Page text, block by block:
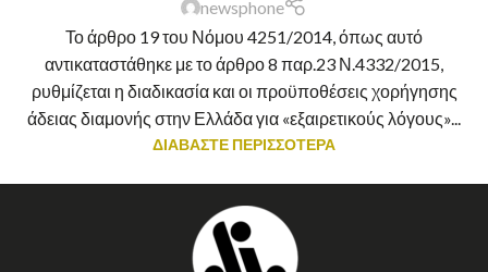
newsphone
Το άρθρο 19 του Νόμου 4251/2014, όπως αυτό
αντικαταστάθηκε με το άρθρο 8 παρ.23 Ν.4332/2015,
ρυθμίζεται η διαδικασία και οι προϋποθέσεις χορήγησης
άδειας διαμονής στην Ελλάδα για «εξαιρετικούς λόγους»...
ΔΙΑΒΑΣΤΕ ΠΕΡΙΣΣΟΤΕΡΑ